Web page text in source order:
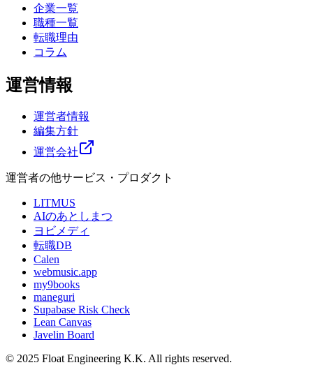
企業一覧
職種一覧
転職理由
コラム
運営情報
運営者情報
編集方針
運営会社
運営者の他サービス・プロダクト
LITMUS
AIのあとしまつ
ヨビメディ
転職DB
Calen
webmusic.app
my9books
maneguri
Supabase Risk Check
Lean Canvas
Javelin Board
© 2025 Float Engineering K.K. All rights reserved.